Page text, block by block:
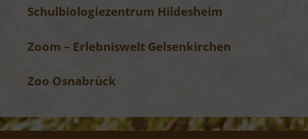
Schulbiologiezentrum Hildesheim
Zoom – Erlebniswelt Gelsenkirchen
Zoo Osnabrück